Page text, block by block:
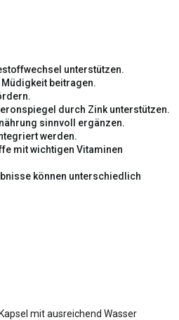
unterstützen.
beitragen.
durch Zink unterstützen.
sinnvoll ergänzen.
werden.
mit wichtigen Vitaminen
können unterschiedlich
mit ausreichend Wasser